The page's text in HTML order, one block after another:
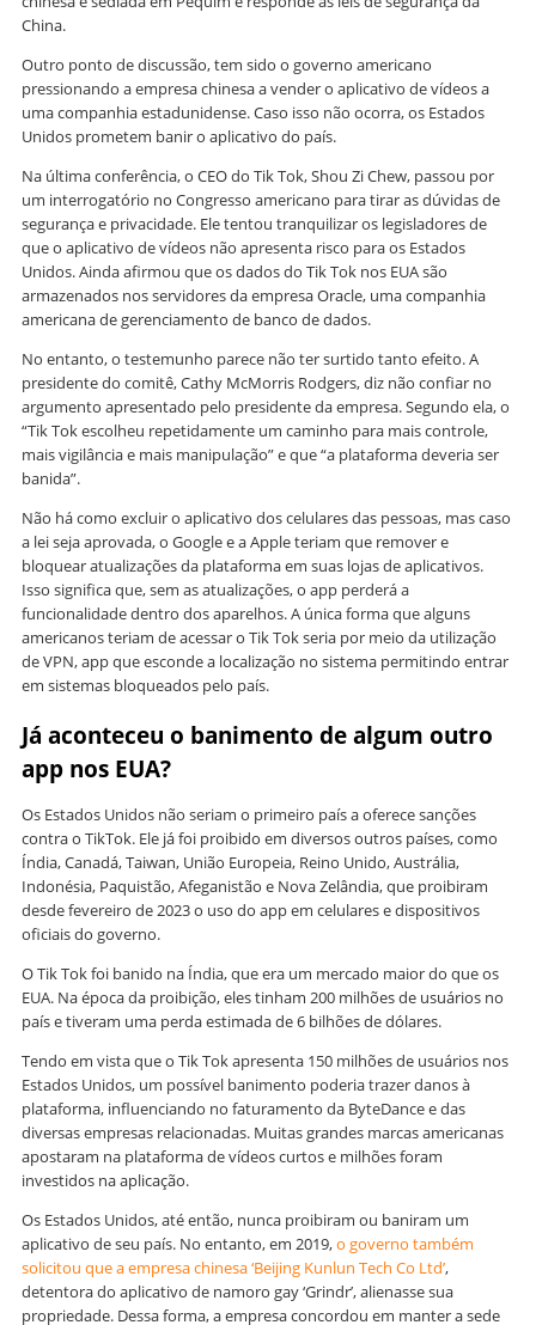
China.
Outro ponto de discussão, tem sido o governo americano
pressionando a empresa chinesa a vender o aplicativo de vídeos a
uma companhia estadunidense. Caso isso não ocorra, os Estados
Unidos prometem banir o aplicativo do país.
Na última conferência, o CEO do Tik Tok, Shou Zi Chew, passou por
um interrogatório no Congresso americano para tirar as dúvidas de
segurança e privacidade. Ele tentou tranquilizar os legisladores de
que o aplicativo de vídeos não apresenta risco para os Estados
Unidos. Ainda afirmou que os dados do Tik Tok nos EUA são
armazenados nos servidores da empresa Oracle, uma companhia
americana de gerenciamento de banco de dados.
No entanto, o testemunho parece não ter surtido tanto efeito. A
presidente do comitê, Cathy McMorris Rodgers, diz não confiar no
argumento apresentado pelo presidente da empresa. Segundo ela, o
“Tik Tok escolheu repetidamente um caminho para mais controle,
mais vigilância e mais manipulação” e que “a plataforma deveria ser
banida”.
Não há como excluir o aplicativo dos celulares das pessoas, mas caso
a lei seja aprovada, o Google e a Apple teriam que remover e
bloquear atualizações da plataforma em suas lojas de aplicativos.
Isso significa que, sem as atualizações, o app perderá a
funcionalidade dentro dos aparelhos. A única forma que alguns
americanos teriam de acessar o Tik Tok seria por meio da utilização
de VPN, app que esconde a localização no sistema permitindo entrar
em sistemas bloqueados pelo país.
Já aconteceu o banimento de algum outro
app nos EUA?
Os Estados Unidos não seriam o primeiro país a oferece sanções
contra o TikTok. Ele já foi proibido em diversos outros países, como
Índia, Canadá, Taiwan, União Europeia, Reino Unido, Austrália,
Indonésia, Paquistão, Afeganistão e Nova Zelândia, que proibiram
desde fevereiro de 2023 o uso do app em celulares e dispositivos
oficiais do governo.
O Tik Tok foi banido na Índia, que era um mercado maior do que os
EUA. Na época da proibição, eles tinham 200 milhões de usuários no
país e tiveram uma perda estimada de 6 bilhões de dólares.
Tendo em vista que o Tik Tok apresenta 150 milhões de usuários nos
Estados Unidos, um possível banimento poderia trazer danos à
plataforma, influenciando no faturamento da ByteDance e das
diversas empresas relacionadas. Muitas grandes marcas americanas
apostaram na plataforma de vídeos curtos e milhões foram
investidos na aplicação.
Os Estados Unidos, até então, nunca proibiram ou baniram um
aplicativo de seu país. No entanto, em 2019,o governo também
solicitou que a empresa chinesa ‘Beijing Kunlun Tech Co Ltd’,
detentora do aplicativo de namoro gay ‘Grindr’, alienasse sua
propriedade. Dessa forma, a empresa concordou em manter a sede